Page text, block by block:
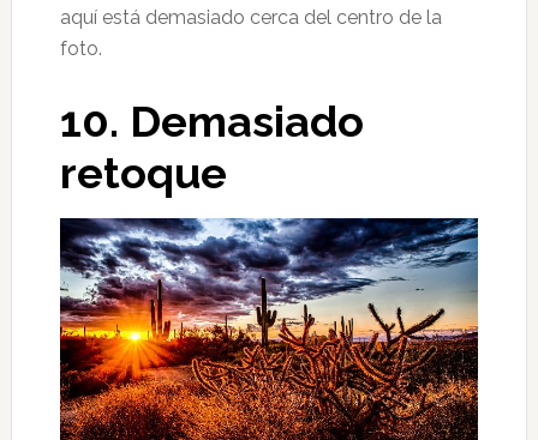
aquí está demasiado cerca del centro de la
foto.
10. Demasiado
retoque